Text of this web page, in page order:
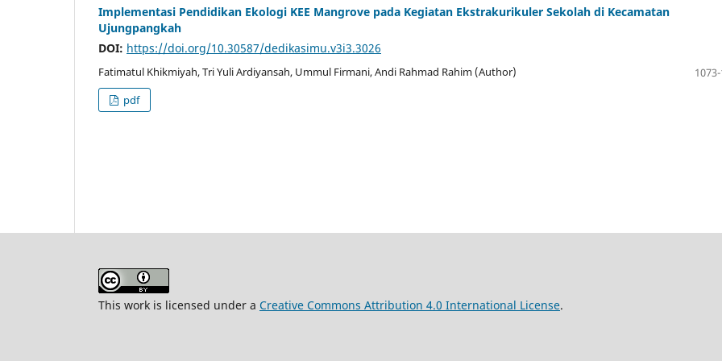
Implementasi Pendidikan Ekologi KEE Mangrove pada Kegiatan Ekstrakurikuler Sekolah di Kecamatan
Ujungpangkah
DOI: https://doi.org/10.30587/dedikasimu.v3i3.3026
Fatimatul Khikmiyah, Tri Yuli Ardiyansah, Ummul Firmani, Andi Rahmad Rahim (Author)
pdf
This work is licensed under a Creative Commons Attribution 4.0 International License.